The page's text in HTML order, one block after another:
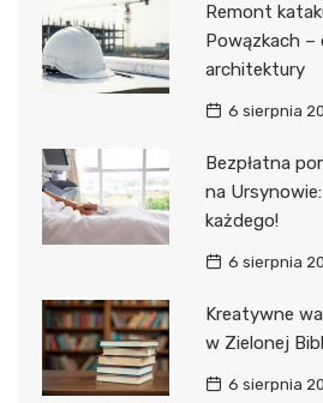
Remont
Powązkach
architektury
6 sierpnia
Bezpłatna
na
każdego!
6 sierpnia
Kreatywne
w Zielonej
6 sierpnia